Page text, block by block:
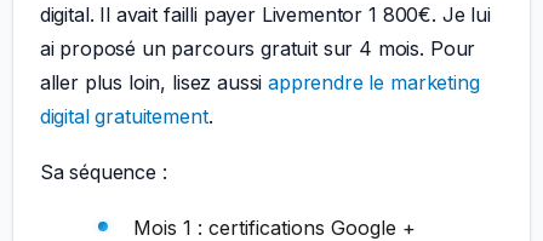
digital. Il avait failli payer Livementor 1 800€. Je lui
ai proposé un parcours gratuit sur 4 mois. Pour
aller plus loin, lisez aussiapprendre le marketing
digital gratuitement.
Sa séquence :
Mois 1 : certifications Google +